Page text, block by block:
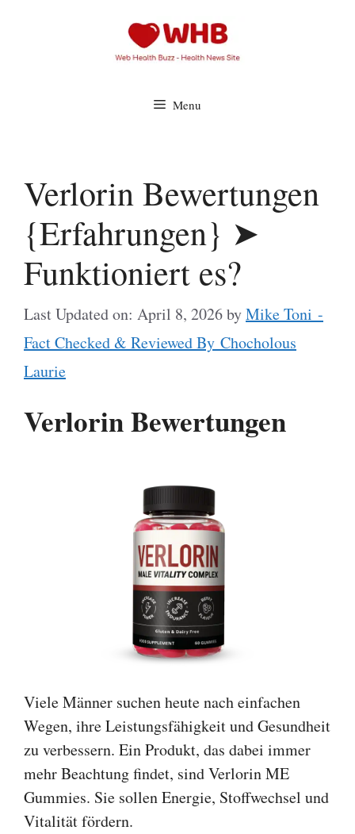
Menu
Verlorin Bewertungen
{Erfahrungen} ➤
Funktioniert es?
Last Updated on: April 8, 2026byMike Toni -
Fact Checked & Reviewed By Chocholous
Laurie
Verlorin Bewertungen
Viele Männer suchen heute nach einfachen
Wegen, ihre Leistungsfähigkeit und Gesundheit
zu verbessern. Ein Produkt, das dabei immer
mehr Beachtung findet, sind Verlorin ME
Gummies. Sie sollen Energie, Stoffwechsel und
Vitalität fördern.